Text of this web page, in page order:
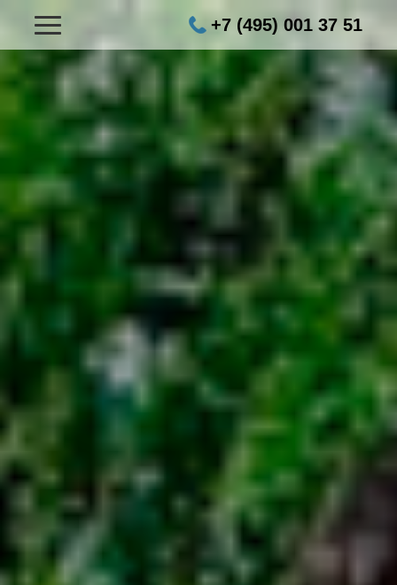
+7 (495) 001 37 51